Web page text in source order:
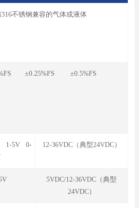
316不锈钢兼容的气体或液体
±0.25%FS ±0.5%FS
1-5V 0-
12-36VDC（典型24VDC）
5VDC/12-36VDC（典型
24VDC）